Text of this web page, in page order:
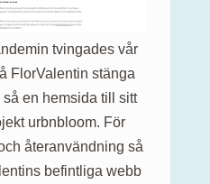
tvingades vår
FlorValentin stänga
en hemsida till sitt
urbnbloom. För
återanvändning så
befintliga webb